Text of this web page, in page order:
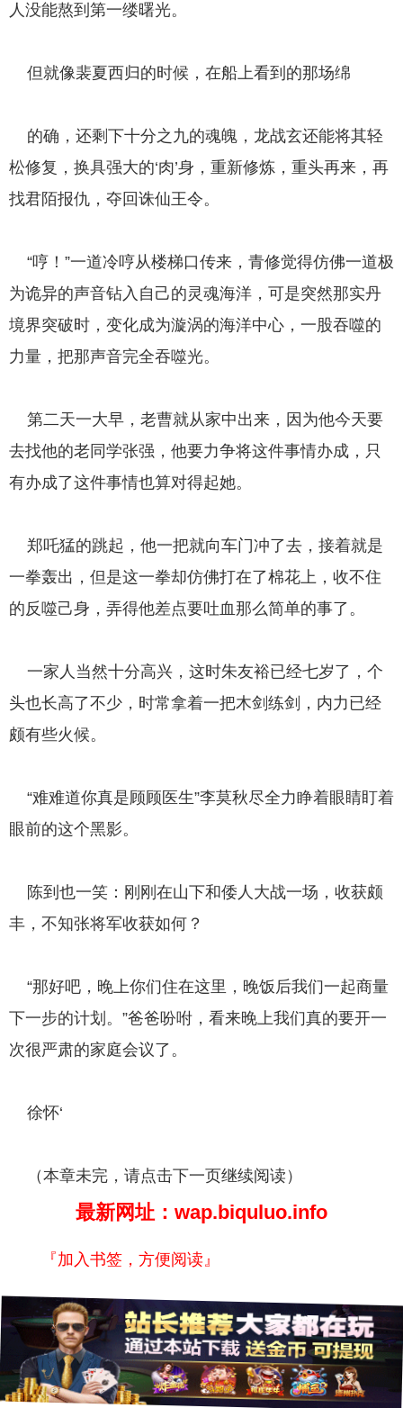
人没能熬到第一缕曙光。
但就像裴夏西归的时候，在船上看到的那场绵
的确，还剩下十分之九的魂魄，龙战玄还能将其轻
松修复，换具强大的‘肉’身，重新修炼，重头再来，再
找君陌报仇，夺回诛仙王令。
“哼！”一道冷哼从楼梯口传来，青修觉得仿佛一道极
为诡异的声音钻入自己的灵魂海洋，可是突然那实丹
境界突破时，变化成为漩涡的海洋中心，一股吞噬的
力量，把那声音完全吞噬光。
第二天一大早，老曹就从家中出来，因为他今天要
去找他的老同学张强，他要力争将这件事情办成，只
有办成了这件事情也算对得起她。
郑吒猛的跳起，他一把就向车门冲了去，接着就是
一拳轰出，但是这一拳却仿佛打在了棉花上，收不住
的反噬己身，弄得他差点要吐血那么简单的事了。
一家人当然十分高兴，这时朱友裕已经七岁了，个
头也长高了不少，时常拿着一把木剑练剑，内力已经
颇有些火候。
“难难道你真是顾顾医生”李莫秋尽全力睁着眼睛盯着
眼前的这个黑影。
陈到也一笑：刚刚在山下和倭人大战一场，收获颇
丰，不知张将军收获如何？
“那好吧，晚上你们住在这里，晚饭后我们一起商量
下一步的计划。”爸爸吩咐，看来晚上我们真的要开一
次很严肃的家庭会议了。
徐怀‘
（本章未完，请点击下一页继续阅读）
最新网址：wap.biquluo.info
『加入书签，方便阅读』